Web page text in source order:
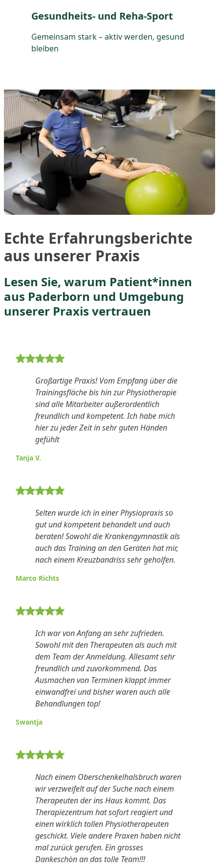
Gesundheits- und Reha-Sport
Gemeinsam stark – aktiv werden, gesund
bleiben
Echte Erfahrungsberichte
aus unserer Praxis
Lesen Sie, warum Patient*innen
aus Paderborn und Umgebung
unserer Praxis vertrauen
5 von 5 Sternen Bewertung
Großartige Praxis! Vom Empfang über die
Trainingsfläche bis hin zur Physiotherapie
sind alle Mitarbeiter außerordentlich
freundlich und kompetent. Ich habe mich
hier zu jeder Zeit in sehr guten Händen
gefühlt
Tanja V.
5 von 5 Sternen Bewertung
Selten wurde ich in einer Physiopraxis so
gut und kompetent behandelt und auch
beraten! Sowohl die Krankengymnastik als
auch das Training an den Geräten hat mir,
nach einem Kreuzbandriss sehr geholfen.
Marco Richts
5 von 5 Sternen Bewertung
Ich war von Anfang an sehr zufrieden.
Sowohl mit den Therapeuten als auch mit
dem Team der Anmeldung. Allesamt sehr
freundlich und zuvorkommend. Das
Ausmachen von Terminen klappt immer
einwandfrei und bisher waren auch alle
Behandlungen top!
Swantja
5 von 5 Sternen Bewertung
Nach einem Oberschenkelhalsbruch waren
wir verzweifelt auf der Suche nach einem
Therapeuten der ins Haus kommt. Das
Therapiezentrum hat sofort reagiert und
einen wirklich tollen Physiotherapeuten
geschickt. Viele andere Praxen haben nicht
mal zurück gerufen. Ein grosses
Dankeschön an das tolle Team!!!